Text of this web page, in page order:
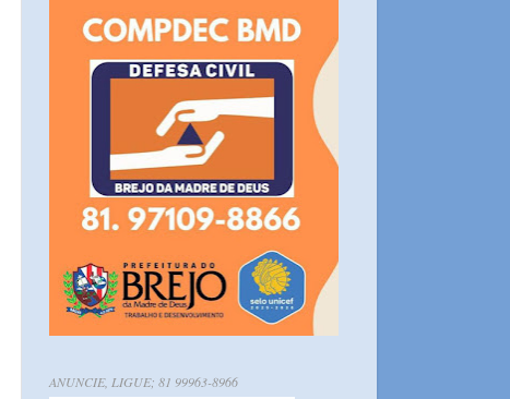
ANUNCIE, LIGUE; 81 99963-8966